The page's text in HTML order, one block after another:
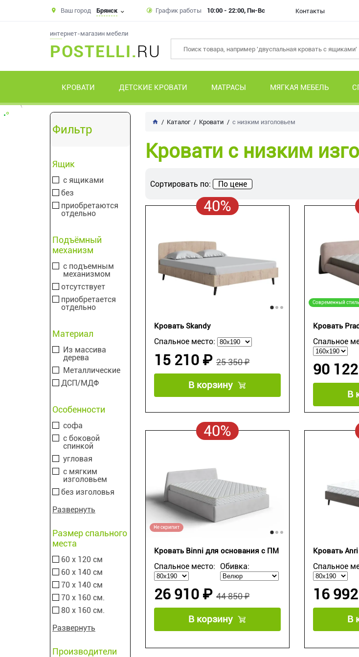
Ваш город Брянск График работы 10:00 - 22:00, Пн-Вс Контакты
интернет-магазин мебели
POSTELLI.RU
КРОВАТИ ДЕТСКИЕ КРОВАТИ МАТРАСЫ МЯГКАЯ МЕБЕЛЬ
Фильтр
Ящик
с ящиками
без
приобретаются
отдельно
Подъёмный
механизм
с подъемным
механизмом
отсутствует
приобретается
отдельно
Материал
Из массива
дерева
Металлические
ДСП/МДФ
Особенности
софа
с боковой
спинкой
угловая
с мягким
изголовьем
без изголовья
Развернуть
Размер спального
места
60 х 120 см
60 х 140 см
70 х 140 см
70 х 160 см.
80 х 160 см.
Развернуть
Производители
Каталог Кровати с низким изголовьем
Кровати с низким
Сортировать по: По цене
40%
Кровать Skandy
Спальное место:
25 350 ₽
15 210 ₽
В корзину
Современный стиль
Кровать
Спальное
90
В
40%
Не скрипит
Кровать Binni для основания с ПМ
Спальное место: Обивка:
44 850 ₽
26 910 ₽
В корзину
Кровать
Спальное
16
В